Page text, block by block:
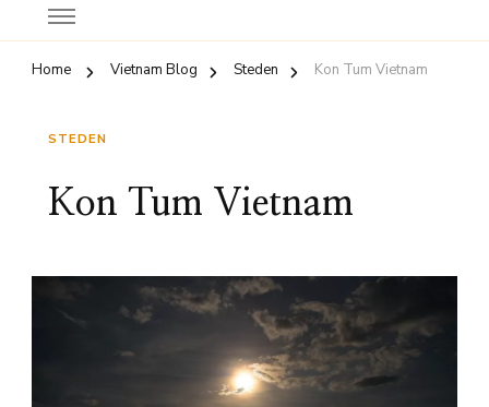
Home Vietnam Blog Steden Kon Tum Vietnam
STEDEN
Kon Tum Vietnam